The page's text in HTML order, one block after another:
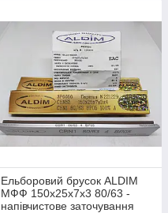
Ельборовий брусок ALDIM
МФФ 150х25х7х3 80/63 -
напівчистове заточування